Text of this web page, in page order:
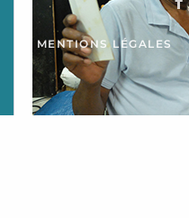
MENTIONS LÉGALES